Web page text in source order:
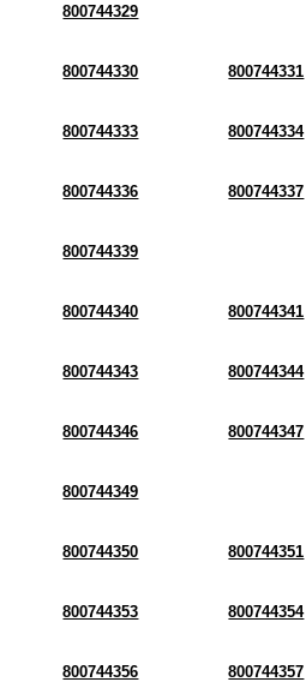
800744329
800744330 800744331
800744333 800744334
800744336 800744337
800744339
800744340 800744341
800744343 800744344
800744346 800744347
800744349
800744350 800744351
800744353 800744354
800744356 800744357